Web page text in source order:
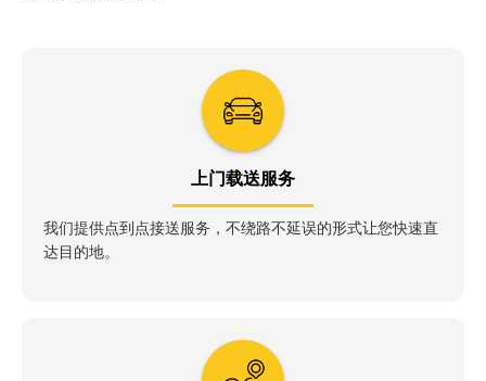
上门载送服务
我们提供点到点接送服务，不绕路不延误的形式让您快速直
达目的地。